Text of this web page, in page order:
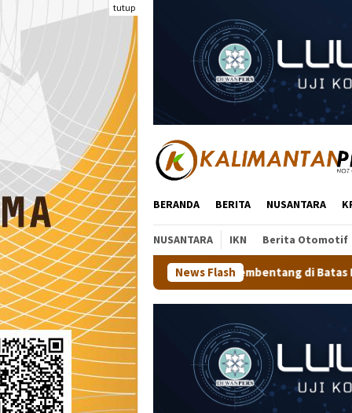
tutup
BERANDA BERITA NUSANTARA
NUSANTARA IKN Berita Otomotif
News Flash
81 Meter Membentang di Batas Negeri: Langkah Kaltara